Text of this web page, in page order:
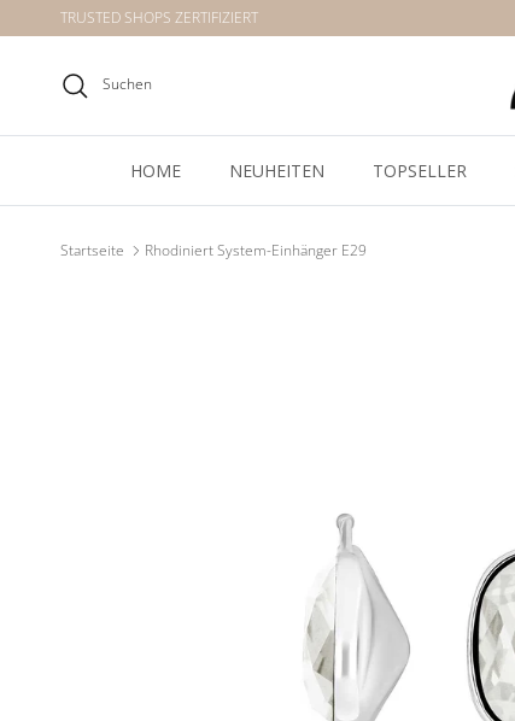
Direkt zum Inhalt
TRUSTED SHOPS ZERTIFIZIERT
Suchen
HOME NEUHEITEN TOPSELLER
Startseite Rhodiniert System-Einhänger E29